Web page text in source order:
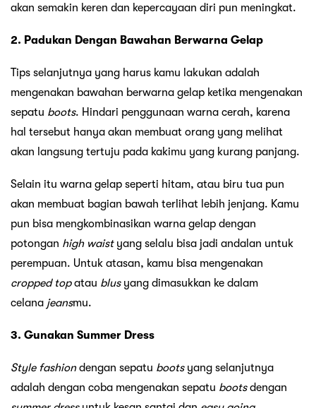
akan semakin keren dan kepercayaan diri pun meningkat.
2. Padukan Dengan Bawahan Berwarna Gelap
Tips selanjutnya yang harus kamu lakukan adalah
mengenakan bawahan berwarna gelap ketika mengenakan
sepatu boots. Hindari penggunaan warna cerah, karena
hal tersebut hanya akan membuat orang yang melihat
akan langsung tertuju pada kakimu yang kurang panjang.
Selain itu warna gelap seperti hitam, atau biru tua pun
akan membuat bagian bawah terlihat lebih jenjang. Kamu
pun bisa mengkombinasikan warna gelap dengan
potongan high waist yang selalu bisa jadi andalan untuk
perempuan. Untuk atasan, kamu bisa mengenakan
cropped topatau blusyang dimasukkan ke dalam
celana jeansmu.
3. Gunakan Summer Dress
Style fashiondengan sepatu bootsyang selanjutnya
adalah dengan coba mengenakan sepatu bootsdengan